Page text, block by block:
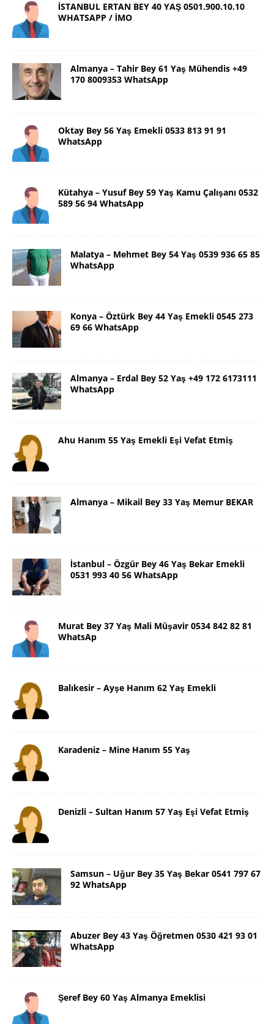
İSTANBUL ERTAN BEY 40 YAŞ 0501.900.10.10
WHATSAPP / İMO
Almanya – Tahir Bey 61 Yaş Mühendis +49
170 8009353 WhatsApp
Oktay Bey 56 Yaş Emekli 0533 813 91 91
WhatsApp
Kütahya – Yusuf Bey 59 Yaş Kamu Çalışanı 0532
589 56 94 WhatsApp
Malatya – Mehmet Bey 54 Yaş 0539 936 65 85
WhatsApp
Konya – Öztürk Bey 44 Yaş Emekli 0545 273
69 66 WhatsApp
Almanya – Erdal Bey 52 Yaş +49 172 6173111
WhatsApp
Ahu Hanım 55 Yaş Emekli Eşi Vefat Etmiş
Almanya – Mikail Bey 33 Yaş Memur BEKAR
İstanbul – Özgür Bey 46 Yaş Bekar Emekli
0531 993 40 56 WhatsApp
Murat Bey 37 Yaş Mali Müşavir 0534 842 82 81
WhatsAp
Balıkesir – Ayşe Hanım 62 Yaş Emekli
Karadeniz – Mine Hanım 55 Yaş
Denizli – Sultan Hanım 57 Yaş Eşi Vefat Etmiş
Samsun – Uğur Bey 35 Yaş Bekar 0541 797 67
92 WhatsApp
Abuzer Bey 43 Yaş Öğretmen 0530 421 93 01
WhatsApp
Şeref Bey 60 Yaş Almanya Emeklisi